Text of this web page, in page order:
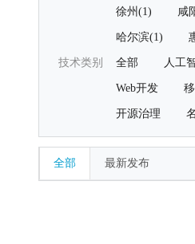
徐州(1) 咸
哈尔滨(1)
技术类别 全部 人工
Web开发
开源治理
全部 最新发布